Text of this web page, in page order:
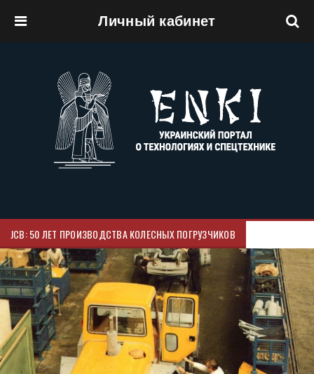
Личный кабинет
JCB: 50 ЛЕТ ПРОИЗВОДСТВА КОЛЕСНЫХ ПОГРУЗЧИКОВ